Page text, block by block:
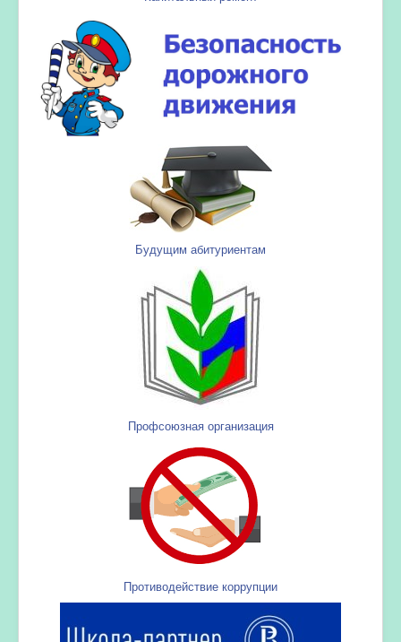
Будущим абитуриентам
Профсоюзная организация
Противодействие коррупции